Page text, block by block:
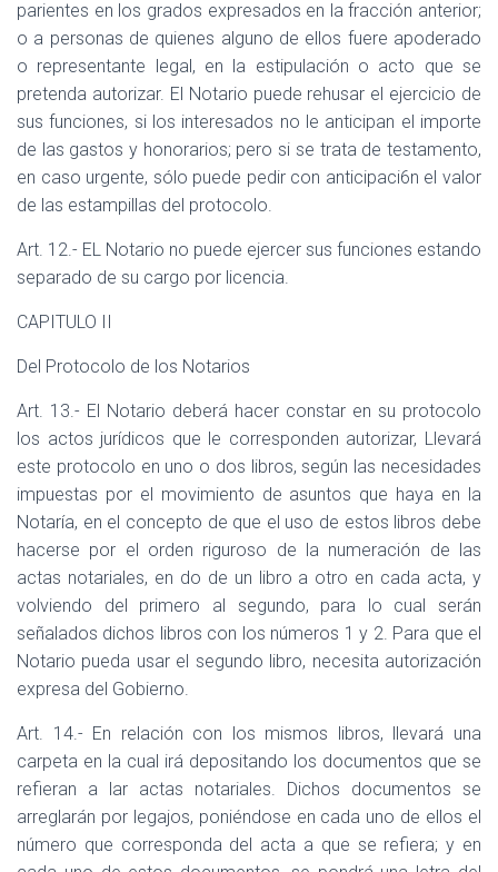
parientes en los grados expresados en la fracción anterior;
o a personas de quienes alguno de ellos fuere apoderado
o representante legal, en la estipulación o acto que se
pretenda autorizar. El Notario puede rehusar el ejercicio de
sus funciones, si los interesados no le anticipan el importe
de las gastos y honorarios; pero si se trata de testamento,
en caso urgente, sólo puede pedir con anticipaci6n el valor
de las estampillas del protocolo.
Art. 12.- EL Notario no puede ejercer sus funciones estando
separado de su cargo por licencia.
CAPITULO II
Del Protocolo de los Notarios
Art. 13.- El Notario deberá hacer constar en su protocolo
los actos jurídicos que le corresponden autorizar, Llevará
este protocolo en uno o dos libros, según las necesidades
impuestas por el movimiento de asuntos que haya en la
Notaría, en el concepto de que el uso de estos libros debe
hacerse por el orden riguroso de la numeración de las
actas notariales, en do de un libro a otro en cada acta, y
volviendo del primero al segundo, para lo cual serán
señalados dichos libros con los números 1 y 2. Para que el
Notario pueda usar el segundo libro, necesita autorización
expresa del Gobierno.
Art. 14.- En relación con los mismos libros, llevará una
carpeta en la cual irá depositando los documentos que se
refieran a lar actas notariales. Dichos documentos se
arreglarán por legajos, poniéndose en cada uno de ellos el
número que corresponda del acta a que se refiera; y en